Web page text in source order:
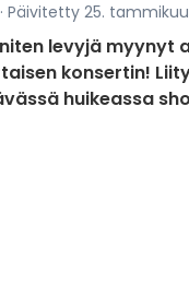
· Päivitetty 25.
levyjä
konsertin!
huikeassa